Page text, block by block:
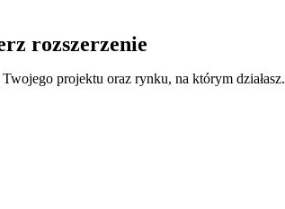
rozszerzenie
projektu oraz rynku, na którym działasz.